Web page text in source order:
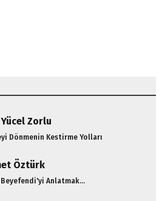
Zorlu
Dönmenin Kestirme Yolları
Öztürk
Anlatmak...